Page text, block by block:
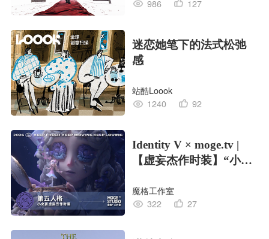
986
127
迷恋她笔下的法式松弛
感
站酷Loook
1240
92
Identity V × moge.tv |
【虚妄杰作时装】“小女
魔格工作室
322
27